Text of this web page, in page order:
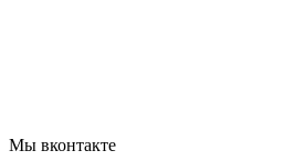
Мы вконтакте